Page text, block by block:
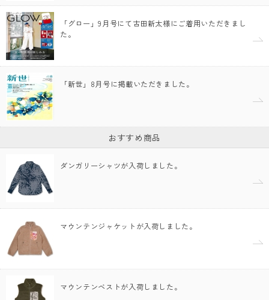
「グロー」9月号にて古田新太様にご着用いただきまし
た。
「新世」8月号に掲載いただきました。
おすすめ商品
ダンガリーシャツが入荷しました。
マウンテンジャケットが入荷しました。
マウンテンベストが入荷しました。